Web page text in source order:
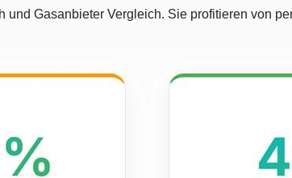
und Gasanbieter Vergleich. Sie profitieren von